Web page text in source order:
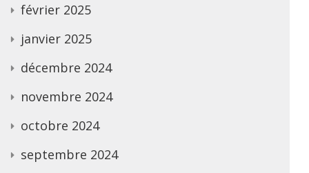
février 2025
janvier 2025
décembre 2024
novembre 2024
octobre 2024
septembre 2024